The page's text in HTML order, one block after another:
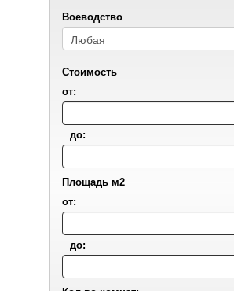
Воеводствo
Стоимость
от:
до:
Площадь м2
от:
до: